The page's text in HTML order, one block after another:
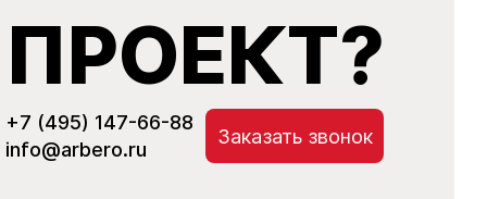
ПРОЕКТ?
+7 (495) 147-66-88
info@arbero.ru
Заказать звонок